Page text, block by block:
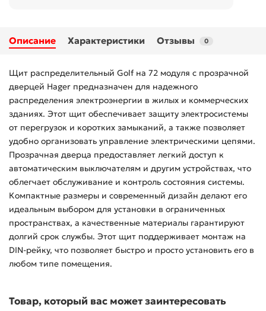
Описание Характеристики Отзывы 0
Щит распределительный Golf на 72 модуля с прозрачной
дверцей Hager предназначен для надежного
распределения электроэнергии в жилых и коммерческих
зданиях. Этот щит обеспечивает защиту электросистемы
от перегрузок и коротких замыканий, а также позволяет
удобно организовать управление электрическими цепями.
Прозрачная дверца предоставляет легкий доступ к
автоматическим выключателям и другим устройствах, что
облегчает обслуживание и контроль состояния системы.
Компактные размеры и современный дизайн делают его
идеальным выбором для установки в ограниченных
пространствах, а качественные материалы гарантируют
долгий срок службы. Этот щит поддерживает монтаж на
DIN-рейку, что позволяет быстро и просто установить его в
любом типе помещения.
Товар, который вас может заинтересовать